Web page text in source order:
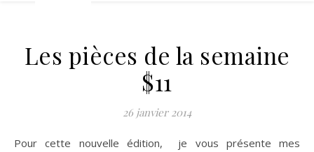
Les pièces de la semaine
$11
26 janvier 2014
Pour cette nouvelle édition, je vous présente mes